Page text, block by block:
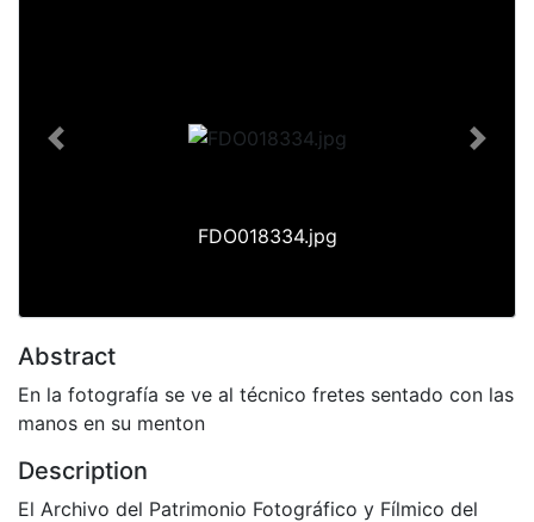
FDO018334.jpg
Previous Next
Abstract
En la fotografía se ve al técnico fretes sentado con las
manos en su menton
Description
El Archivo del Patrimonio Fotográfico y Fílmico del